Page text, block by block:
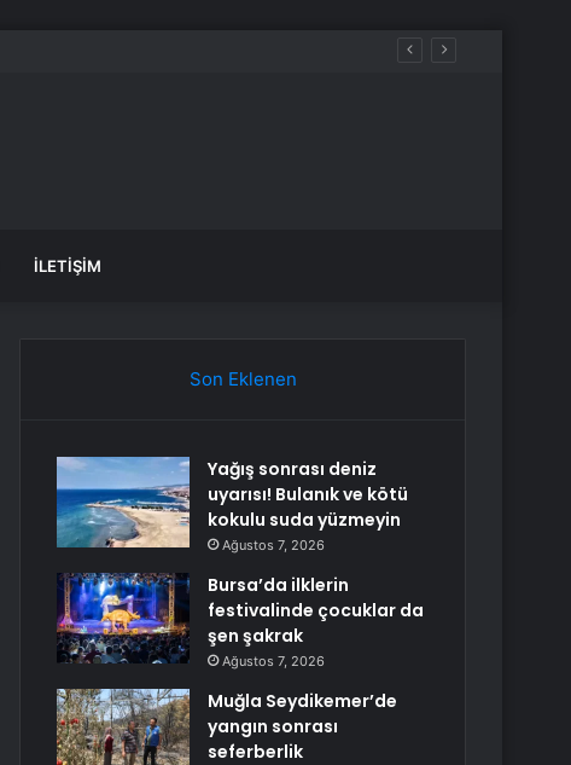
İLETIŞIM
Son Eklenen
Yağış sonrası deniz
uyarısı! Bulanık ve kötü
kokulu suda yüzmeyin
Ağustos 7, 2026
Bursa’da ilklerin
festivalinde çocuklar da
şen şakrak
Ağustos 7, 2026
Muğla Seydikemer’de
yangın sonrası
seferberlik